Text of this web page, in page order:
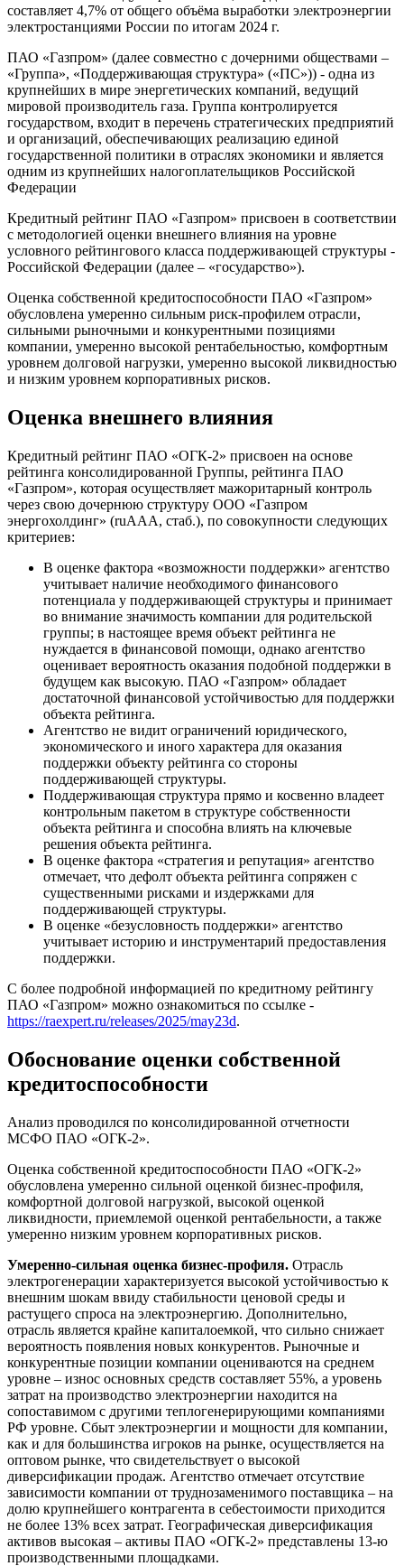
составляет 4,7% от общего объёма выработки электроэнергии
электростанциями России по итогам 2024 г.
ПАО «Газпром» (далее совместно с дочерними обществами –
«Группа», «Поддерживающая структура» («ПС»)) - одна из
крупнейших в мире энергетических компаний, ведущий
мировой производитель газа. Группа контролируется
государством, входит в перечень стратегических предприятий
и организаций, обеспечивающих реализацию единой
государственной политики в отраслях экономики и является
одним из крупнейших налогоплательщиков Российской
Федерации
Кредитный рейтинг ПАО «Газпром» присвоен в соответствии
с методологией оценки внешнего влияния на уровне
условного рейтингового класса поддерживающей структуры -
Российской Федерации (далее – «государство»).
Оценка собственной кредитоспособности ПАО «Газпром»
обусловлена умеренно сильным риск-профилем отрасли,
сильными рыночными и конкурентными позициями
компании, умеренно высокой рентабельностью, комфортным
уровнем долговой нагрузки, умеренно высокой ликвидностью
и низким уровнем корпоративных рисков.
Оценка внешнего влияния
Кредитный рейтинг ПАО «ОГК-2» присвоен на основе
рейтинга консолидированной Группы, рейтинга ПАО
«Газпром», которая осуществляет мажоритарный контроль
через свою дочернюю структуру ООО «Газпром
энергохолдинг» (ruAАА, стаб.), по совокупности следующих
критериев:
В оценке фактора «возможности поддержки» агентство
учитывает наличие необходимого финансового
потенциала у поддерживающей структуры и принимает
во внимание значимость компании для родительской
группы; в настоящее время объект рейтинга не
нуждается в финансовой помощи, однако агентство
оценивает вероятность оказания подобной поддержки в
будущем как высокую. ПАО «Газпром» обладает
достаточной финансовой устойчивостью для поддержки
объекта рейтинга.
Агентство не видит ограничений юридического,
экономического и иного характера для оказания
поддержки объекту рейтинга со стороны
поддерживающей структуры.
Поддерживающая структура прямо и косвенно владеет
контрольным пакетом в структуре собственности
объекта рейтинга и способна влиять на ключевые
решения объекта рейтинга.
В оценке фактора «стратегия и репутация» агентство
отмечает, что дефолт объекта рейтинга сопряжен с
существенными рисками и издержками для
поддерживающей структуры.
В оценке «безусловность поддержки» агентство
учитывает историю и инструментарий предоставления
поддержки.
С более подробной информацией по кредитному рейтингу
ПАО «Газпром» можно ознакомиться по ссылке -
https://raexpert.ru/releases/2025/may23d.
Обоснование оценки собственной
кредитоспособности
Анализ проводился по консолидированной отчетности
МСФО ПАО «ОГК-2».
Оценка собственной кредитоспособности ПАО «ОГК-2»
обусловлена умеренно сильной оценкой бизнес-профиля,
комфортной долговой нагрузкой, высокой оценкой
ликвидности, приемлемой оценкой рентабельности, а также
умеренно низким уровнем корпоративных рисков.
Умеренно-сильная оценка бизнес-профиля. Отрасль
электрогенерации характеризуется высокой устойчивостью к
внешним шокам ввиду стабильности ценовой среды и
растущего спроса на электроэнергию. Дополнительно,
отрасль является крайне капиталоемкой, что сильно снижает
вероятность появления новых конкурентов. Рыночные и
конкурентные позиции компании оцениваются на среднем
уровне – износ основных средств составляет 55%, а уровень
затрат на производство электроэнергии находится на
сопоставимом с другими теплогенерирующими компаниями
РФ уровне. Сбыт электроэнергии и мощности для компании,
как и для большинства игроков на рынке, осуществляется на
оптовом рынке, что свидетельствует о высокой
диверсификации продаж. Агентство отмечает отсутствие
зависимости компании от труднозаменимого поставщика – на
долю крупнейшего контрагента в себестоимости приходится
не более 13% всех затрат. Географическая диверсификация
активов высокая – активы ПАО «ОГК-2» представлены 13-ю
производственными площадками.